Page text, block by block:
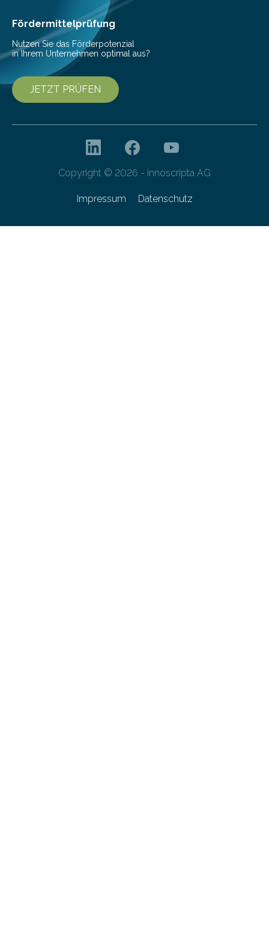
Cyberagentur organisiert am 25. März 2025, von 14:00
bis 16:00 Uhr, ein virtuelles Partnering Event zum
Forschungsprogramm „Datenrekonstruktion…
Fördermittelprüfung
Nutzen Sie das Förderpotenzial
in Ihrem Unternehmen optimal aus?
JETZT PRÜFEN
Copyright © 2026 - innoscripta AG
Impressum Datenschutz